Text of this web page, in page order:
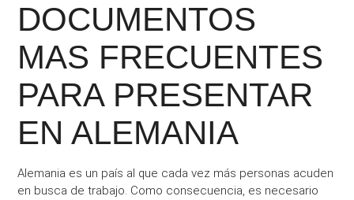
DOCUMENTOS
MAS FRECUENTES
PARA PRESENTAR
EN ALEMANIA
Alemania es un país al que cada vez más personas acuden
en busca de trabajo. Como consecuencia, es necesario